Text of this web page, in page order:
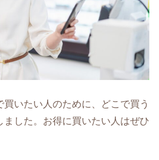
いたい人のために、どこで買う
した。お得に買いたい人はぜひ